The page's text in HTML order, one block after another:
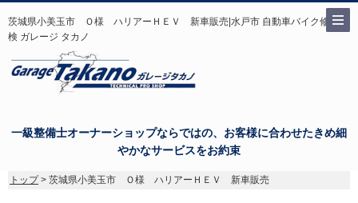
茨城県小美玉市 Ｏ様 ハリアーＨＥＶ 新車販売|水戸市 自動車バイク修理点
検 ガレージ タカノ
一級整備士オーナーショップならではの、お客様に合わせたきめ細
やかなサービスをお約束
トップ> 茨城県小美玉市 Ｏ様 ハリアーＨＥＶ 新車販売